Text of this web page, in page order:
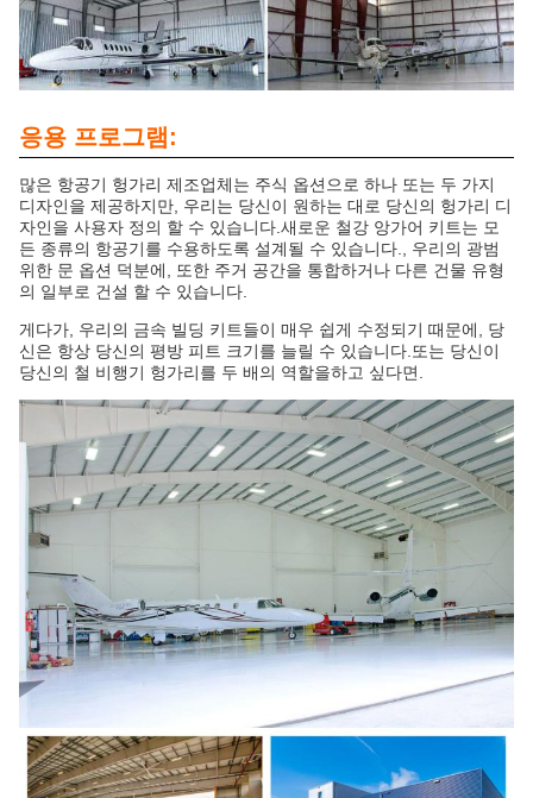
응용 프로그램:
많은 항공기 헝가리 제조업체는 주식 옵션으로 하나 또는 두 가지
디자인을 제공하지만, 우리는 당신이 원하는 대로 당신의 헝가리 디
자인을 사용자 정의 할 수 있습니다.새로운 철강 앙가어 키트는 모
든 종류의 항공기를 수용하도록 설계될 수 있습니다., 우리의 광범
위한 문 옵션 덕분에, 또한 주거 공간을 통합하거나 다른 건물 유형
의 일부로 건설 할 수 있습니다.
게다가, 우리의 금속 빌딩 키트들이 매우 쉽게 수정되기 때문에, 당
신은 항상 당신의 평방 피트 크기를 늘릴 수 있습니다.또는 당신이
당신의 철 비행기 헝가리를 두 배의 역할을하고 싶다면.